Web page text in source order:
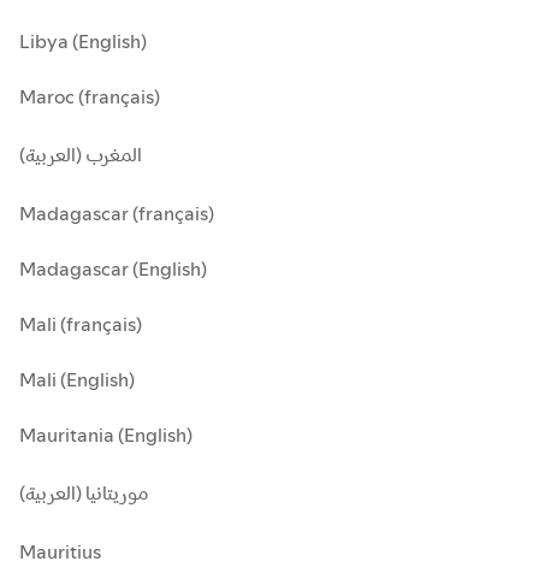
Libya (English)
Maroc (français)
المغرب (العربية)
Madagascar (français)
Madagascar (English)
Mali (français)
Mali (English)
Mauritania (English)
موريتانيا (العربية)
Mauritius